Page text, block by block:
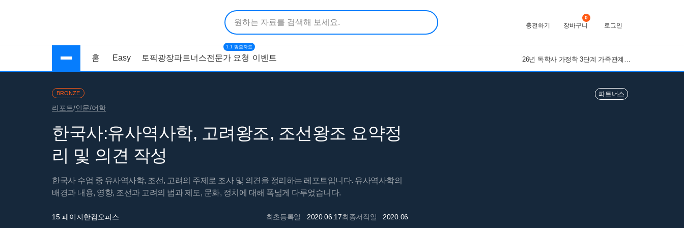
충전하기
0
장바구니 로그인
홈 Easy 토픽광장파트너스전문가 요청
1:1 맞춤자료
이벤트 26년 독학사 가정학 3단계 가족관계 요약본(24,25년 시험 복기내용 추가)
BRONZE
리포트/인문/어학
한국사:유사역사학, 고려왕조, 조선왕조 요약정
리 및 의견 작성
한국사 수업 중 유사역사학, 조선, 고려의 주제로 조사 및 의견을 정리하는 레포트입니다. 유사역사학의
배경과 내용, 영향, 조선과 고려의 법과 제도, 문화, 정치에 대해 폭넓게 다루었습니다.
15 페이지한컴오피스 최초등록일 2020.06.17최종저작일 2020.06
파트너스